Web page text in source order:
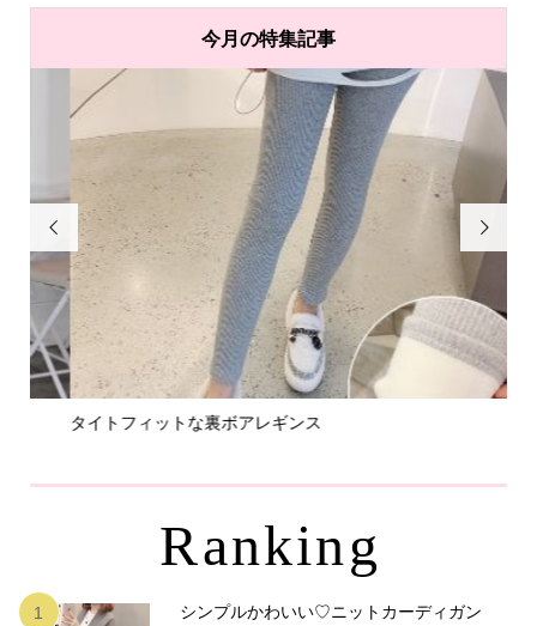
今月の特集記事

タイトフィットな裏ボアレギンス

Ranking
1 シンプルかわいい♡ニットカーディガン